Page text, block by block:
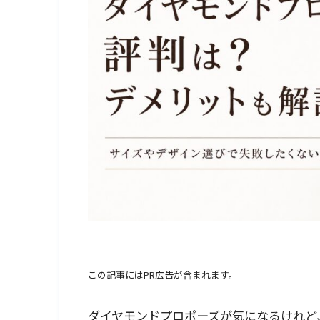
この記事にはPR広告が含まれます。
ダイヤモンドプロポーズが気になるけれど